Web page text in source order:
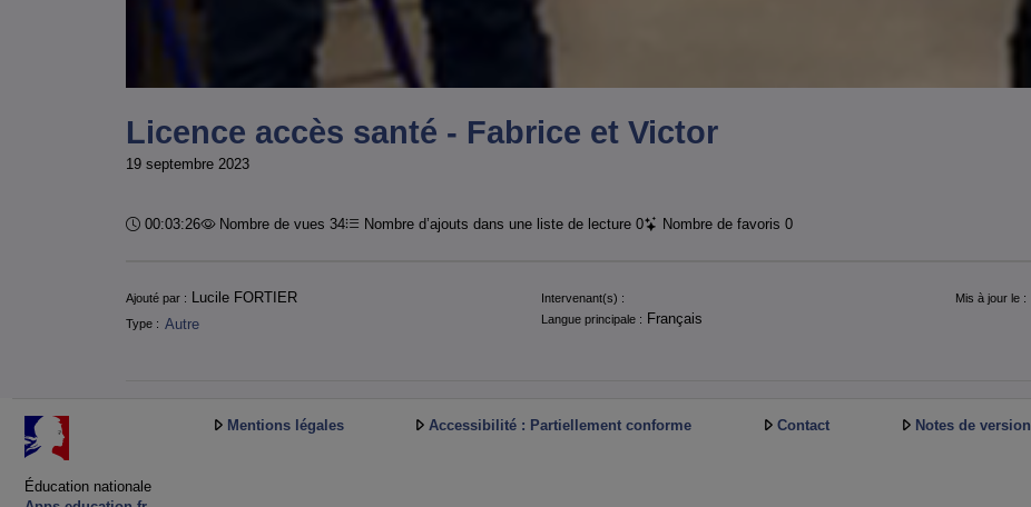
Licence accès santé - Fabrice et Victor
19 septembre 2023
Durée :
00:03:26 Nombre de vues 34 Nombre d’ajouts dans une liste de lecture 0 Nombre de favoris 0
Informations
Ajouté par : Lucile FORTIER Intervenant(s) : Mis à jour le :
Type : Autre Langue principale : Français
Éducation nationale
Mentions légales Accessibilité : Partiellement conforme Contact Notes de version